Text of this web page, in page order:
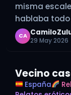
misma
hablaba
que me
CA
29 May 2026
Vecino
España